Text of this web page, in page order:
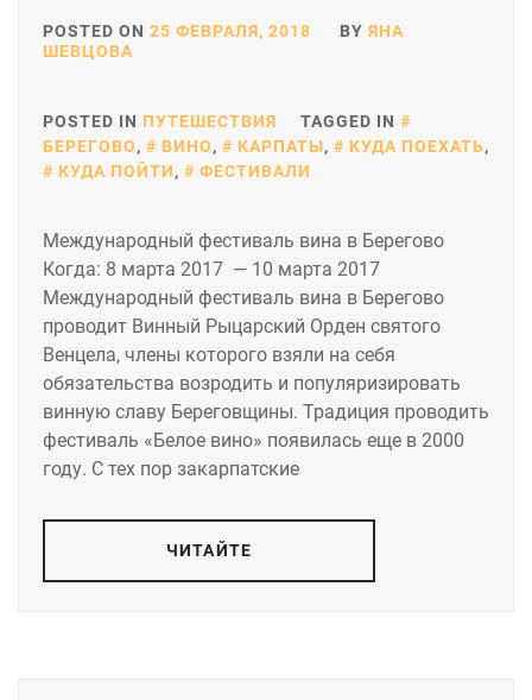
POSTED ON 25 ФЕВРАЛЯ, 2018 BY ЯНА
ШЕВЦОВА
POSTED IN ПУТЕШЕСТВИЯ
TAGGED IN
БЕРЕГОВО, ВИНО, КАРПАТЫ, КУДА ПОЕХАТЬ,
КУДА ПОЙТИ, ФЕСТИВАЛИ
Международный фестиваль вина в Берегово
Когда: 8 марта 2017 — 10 марта 2017
Международный фестиваль вина в Берегово
проводит Винный Рыцарский Орден святого
Венцела, члены которого взяли на себя
обязательства возродить и популяризировать
винную славу Береговщины. Традиция проводить
фестиваль «Белое вино» появилась еще в 2000
году. С тех пор закарпатские
ЧИТАЙТЕ